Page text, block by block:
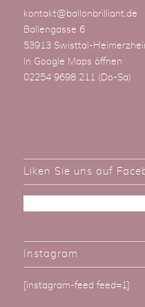
kontakt@ballonbrilliant.de
Ballengasse 6
53913 Swisttal-
In Google Maps öffnen
02254 9698 211 (Do-Sa)
Liken Sie uns auf
Instagram
[instagram-feed feed=1]